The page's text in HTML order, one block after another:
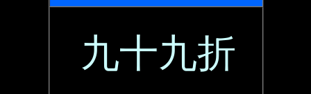
九十九折